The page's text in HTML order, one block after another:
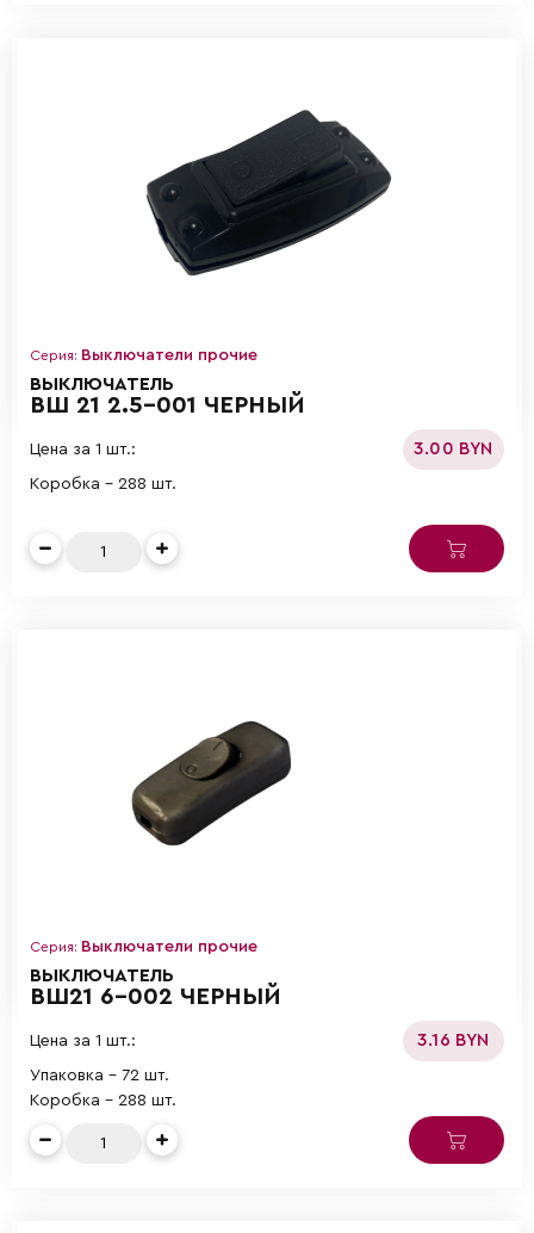
Серия: Выключатели прочие
ВЫКЛЮЧАТЕЛЬ
ВШ 21 2.5-001 ЧЕРНЫЙ
Цена за 1 шт.: 3.00 BYN
Коробка - 288 шт.
Серия: Выключатели прочие
ВЫКЛЮЧАТЕЛЬ
ВШ21 6-002 ЧЕРНЫЙ
Цена за 1 шт.: 3.16 BYN
Упаковка - 72 шт.
Коробка - 288 шт.